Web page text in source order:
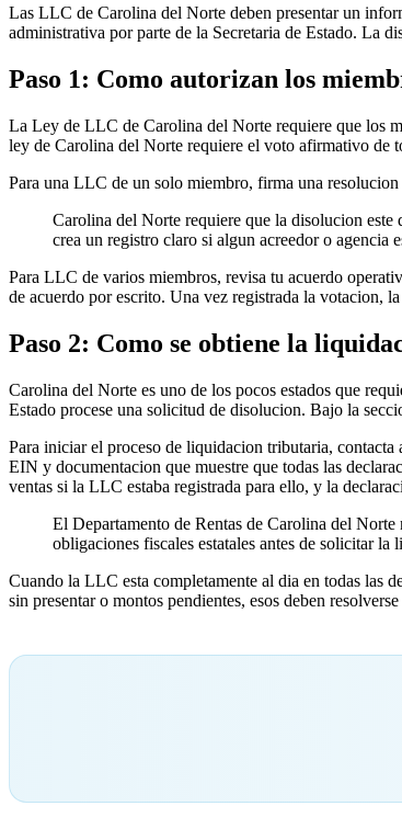
Las LLC de Carolina del Norte deben presentar un
administrativa por parte de la Secretaria de Estado. La
Paso 1: Como autorizan los
La Ley de LLC de Carolina del Norte requiere que los
ley de Carolina del Norte requiere el voto afirmativo de
Para una LLC de un solo miembro, firma una
Carolina del Norte requiere que la disolucion
crea un registro claro si algun acreedor o agencia
Para LLC de varios miembros, revisa tu acuerdo
de acuerdo por escrito. Una vez registrada la votacion,
Paso 2: Como se obtiene la
Carolina del Norte es uno de los pocos estados que
Estado procese una solicitud de disolucion. Bajo la
Para iniciar el proceso de liquidacion tributaria,
EIN y documentacion que muestre que todas las
ventas si la LLC estaba registrada para ello, y la
El Departamento de Rentas de Carolina del
obligaciones fiscales estatales antes de solicitar
Cuando la LLC esta completamente al dia en todas las
sin presentar o montos pendientes, esos deben